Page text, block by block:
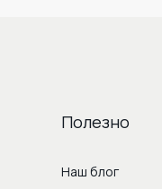
Полезно
Наш блог